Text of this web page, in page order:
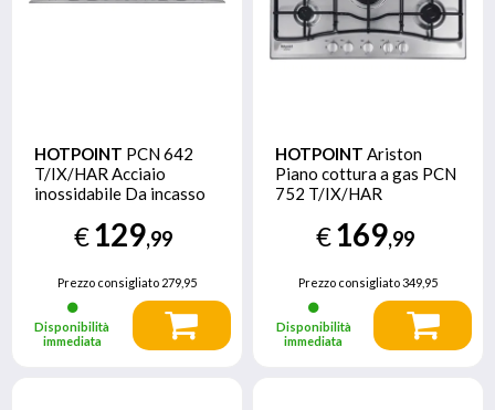
HOTPOINT PCN 642
T/IX/HAR Acciaio
inossidabile Da incasso
€129,99
Prezzo consigliato279,95
Disponibilità
immediata
HOTPOINT Ariston
Piano cottura a gas PCN
752 T/IX/HAR
€169,99
Prezzo consigliato349,95
Disponibilità
immediata